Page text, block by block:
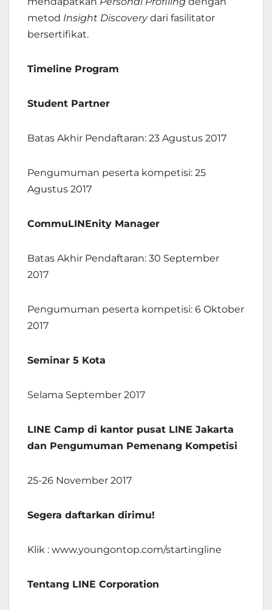
metod Insight Discoverydari fasilitator
bersertifikat.
Timeline Program
Student Partner
Batas Akhir Pendaftaran: 23 Agustus 2017
Pengumuman peserta kompetisi: 25
Agustus 2017
CommuLINEnity Manager
Batas Akhir Pendaftaran: 30 September
2017
Pengumuman peserta kompetisi: 6 Oktober
2017
Seminar 5 Kota
Selama September 2017
LINE Camp di kantor pusat LINE Jakarta
dan Pengumuman Pemenang Kompetisi
25-26 November 2017
Segera daftarkan dirimu!
Klik : www.youngontop.com/startingline
Tentang LINE Corporation